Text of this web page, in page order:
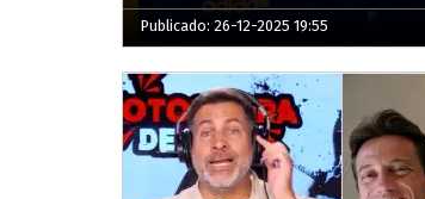
Publicado: 26-12-2025 19:55